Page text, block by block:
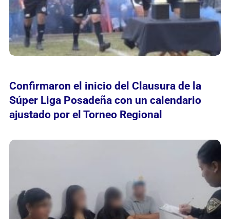
Confirmaron el inicio del Clausura de la
Súper Liga Posadeña con un calendario
ajustado por el Torneo Regional